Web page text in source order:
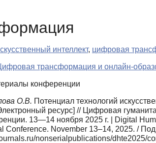
интеллект, цифровая
трансформация и онлайн-
конференции
О.В. Потенциал технологий
ресурс] // Цифровая
13—14 ноября 2025 г. | Digital
Conference. November 13–14, 2025. /
nonserialpublications/dhte2025/